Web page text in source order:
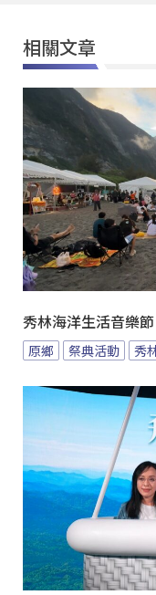
相關文章
秀林海洋生活音樂
原鄉 祭典活動 秀